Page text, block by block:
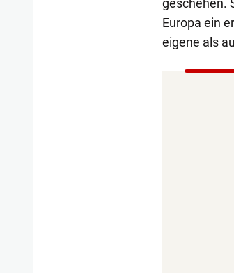
geschehen.
Europa ein
eigene als